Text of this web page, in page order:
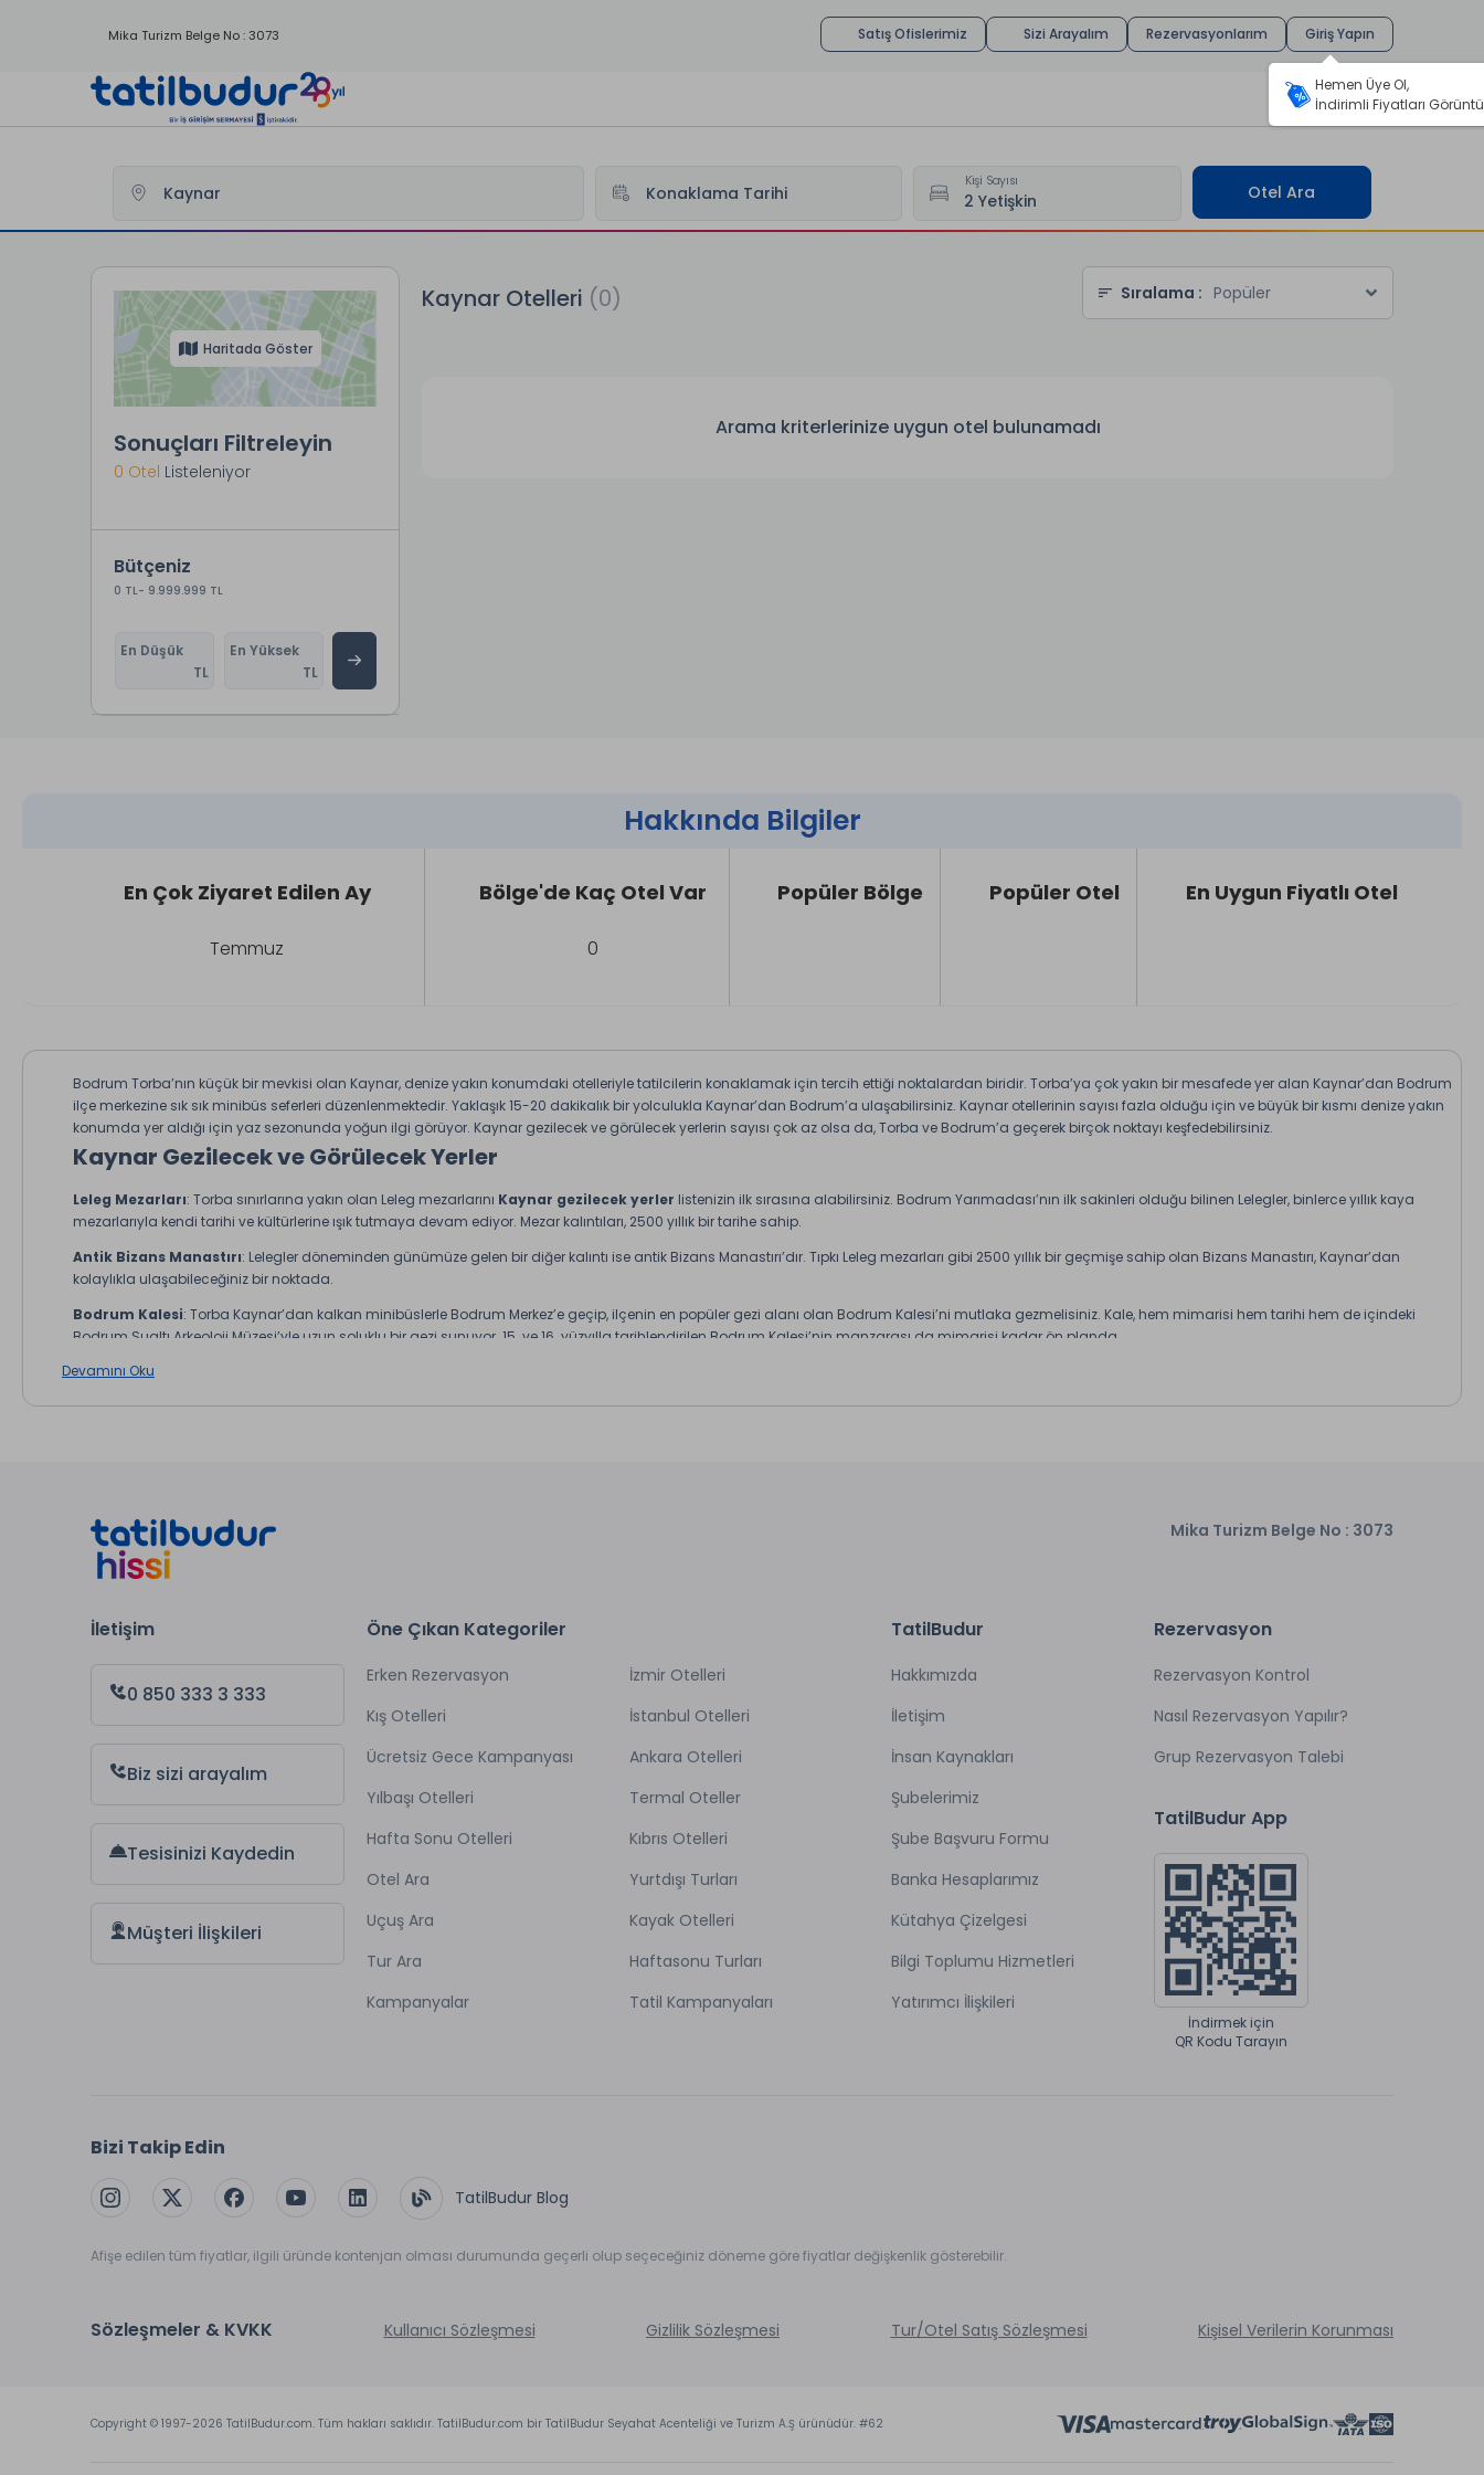
Mika Turizm Belge No : 3073 Satış Ofislerimiz Sizi Arayalım Rezervasyonlarım Giriş Yapın
Konaklama Tarihi
Kişi Sayısı
Otel Ara
Haritada Göster
Sonuçları Filtreleyin
0 Otel Listeleniyor
Bütçeniz
0 TL- 9.999.999 TL
En Düşük
TL
En Yüksek
TL
Sıralama : Popüler
Kaynar Otelleri (0)
Arama kriterlerinize uygun otel bulunamadı
Hakkında Bilgiler
En Çok Ziyaret Edilen Ay
Temmuz
Bölge'de Kaç Otel Var
0
Popüler Bölge Popüler Otel En Uygun Fiyatlı Otel
Bodrum Torba’nın küçük bir mevkisi olan Kaynar, denize yakın konumdaki otelleriyle tatilcilerin konaklamak için tercih ettiği noktalardan biridir. Torba’ya çok yakın bir mesafede yer alan Kaynar’dan Bodrum
ilçe merkezine sık sık minibüs seferleri düzenlenmektedir. Yaklaşık 15-20 dakikalık bir yolculukla Kaynar’dan Bodrum’a ulaşabilirsiniz. Kaynar otellerinin sayısı fazla olduğu için ve büyük bir kısmı denize yakın
konumda yer aldığı için yaz sezonunda yoğun ilgi görüyor. Kaynar gezilecek ve görülecek yerlerin sayısı çok az olsa da, Torba ve Bodrum’a geçerek birçok noktayı keşfedebilirsiniz.
Kaynar Gezilecek ve Görülecek Yerler
Leleg Mezarları: Torba sınırlarına yakın olan Leleg mezarlarını Kaynar gezilecek yerler listenizin ilk sırasına alabilirsiniz. Bodrum Yarımadası’nın ilk sakinleri olduğu bilinen Lelegler, binlerce yıllık kaya
mezarlarıyla kendi tarihi ve kültürlerine ışık tutmaya devam ediyor. Mezar kalıntıları, 2500 yıllık bir tarihe sahip.
Antik Bizans Manastırı: Lelegler döneminden günümüze gelen bir diğer kalıntı ise antik Bizans Manastırı’dır. Tıpkı Leleg mezarları gibi 2500 yıllık bir geçmişe sahip olan Bizans Manastırı, Kaynar’dan
kolaylıkla ulaşabileceğiniz bir noktada.
Bodrum Kalesi: Torba Kaynar’dan kalkan minibüslerle Bodrum Merkez’e geçip, ilçenin en popüler gezi alanı olan Bodrum Kalesi’ni mutlaka gezmelisiniz. Kale, hem mimarisi hem tarihi hem de içindeki
Bodrum Sualtı Arkeoloji Müzesi’yle uzun soluklu bir gezi sunuyor. 15. ve 16. yüzyılla tarihlendirilen Bodrum Kalesi’nin manzarası da mimarisi kadar ön planda.
Kaynar Yapılacak Aktiviteler
Torba ve Kaynar plajlarında denize girerken şnorkelle küçük dalışlar gerçekleştirmeyi unutmayın.
Torba Kaynar, Bodrum’a olan yakınlığı sebebiyle Ege mutfak kültürünü yaşatan bölgelerden biridir. Özellikle zeytinyağlı yemekler ön planda olup, ayrıca balık çeşitleri, deniz ürünleri, otlu ve sebzeli yemekler
TorbaKaynar restoranları nda tadabileceğiniz yöresel lezzetlerin ilk sıralarında. Kabak çiçeği dolması, balık çorbası ve otlu börek çeşitlerini tatiliniz sırasında damağınızla buluşturabilirsiniz. Kaynar
restoranlarının mönülerinde yer alan Türk mutfağının en seçkin yemekleri de gün arasında masanızı süsleyebilir. Deniz kıyısı boyunca sıralanmış Bodrum restoranlarını da yemek için tercih edebilirsiniz.
Devamını Oku
Mika Turizm Belge No : 3073
İletişim
0 850 333 3 333
Biz sizi arayalım
Tesisinizi Kaydedin
Müşteri İlişkileri
Öne Çıkan Kategoriler
Erken Rezervasyon
Kış Otelleri
Ücretsiz Gece Kampanyası
Yılbaşı Otelleri
Hafta Sonu Otelleri
Otel Ara
Uçuş Ara
Tur Ara
Kampanyalar
İzmir Otelleri
İstanbul Otelleri
Ankara Otelleri
Termal Oteller
Kıbrıs Otelleri
Yurtdışı Turları
Kayak Otelleri
Haftasonu Turları
Tatil Kampanyaları
TatilBudur
Hakkımızda
İletişim
İnsan Kaynakları
Şubelerimiz
Şube Başvuru Formu
Banka Hesaplarımız
Kütahya Çizelgesi
Bilgi Toplumu Hizmetleri
Yatırımcı İlişkileri
Rezervasyon
Rezervasyon Kontrol
Nasıl Rezervasyon Yapılır?
Grup Rezervasyon Talebi
TatilBudur App
İndirmek için
QR Kodu Tarayın
Bizi Takip Edin
TatilBudur Blog
Afişe edilen tüm fiyatlar, ilgili üründe kontenjan olması durumunda geçerli olup seçeceğiniz döneme göre fiyatlar değişkenlik gösterebilir.
Sözleşmeler & KVKK Kullanıcı Sözleşmesi Gizlilik Sözleşmesi Tur/Otel Satış Sözleşmesi Kişisel Verilerin Korunması
Copyright © 1997-2026 TatilBudur.com. Tüm hakları saklıdır. TatilBudur.com bir TatilBudur Seyahat Acenteliği ve Turizm A.Ş ürünüdür. #62
Hemen Üye Ol,
İndirimli Fiyatları